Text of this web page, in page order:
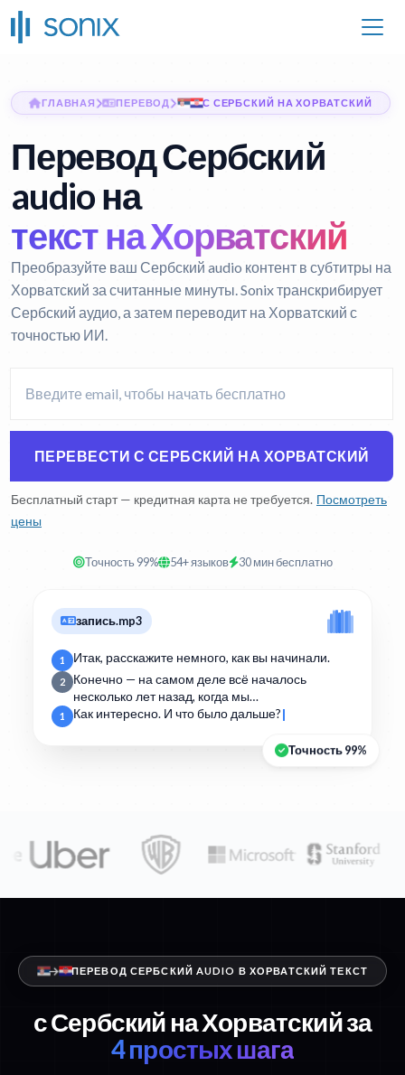
ГЛАВНАЯ ПЕРЕВОД С СЕРБСКИЙ НА ХОРВАТСКИЙ
Перевод Сербский
audio на
текст на Хорватский
Преобразуйте ваш Сербский audio контент в субтитры на
Хорватский за считанные минуты. Sonix транскрибирует
Сербский аудио, а затем переводит на Хорватский с
точностью ИИ.
ПЕРЕВЕСТИ С СЕРБСКИЙ НА ХОРВАТСКИЙ
Бесплатный старт — кредитная карта не требуется. Посмотреть
цены
Точность 99% 54+ языков 30 мин бесплатно
запись.mp3
1 Итак, расскажите немного, как вы начинали.
2
Конечно — на самом деле всё началось
несколько лет назад, когда мы…
1 Как интересно. И что было дальше?
Точность 99%
ПЕРЕВОД СЕРБСКИЙ AUDIO В ХОРВАТСКИЙ ТЕКСТ
с Сербский на Хорватский за
4 простых шага